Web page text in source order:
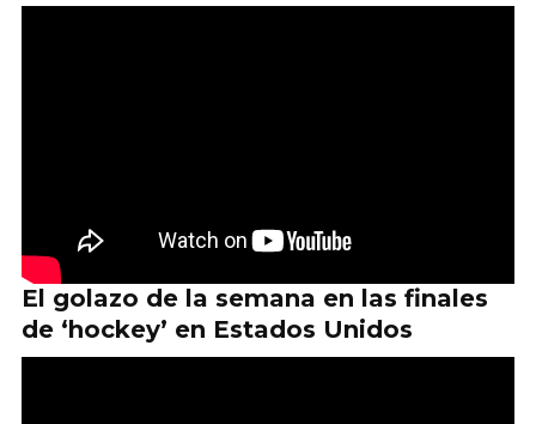
El golazo de la semana en las finales
de ‘hockey’ en Estados Unidos